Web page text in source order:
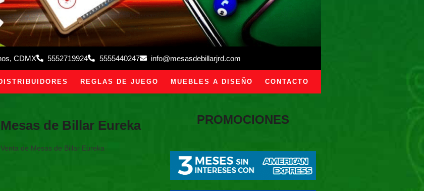
CDMX 5552719924 5555440247 info@mesasdebillarjrd.com
REGLAS DE JUEGO MUEBLES A DISEÑO CONTACTO
Mesas de Billar Eureka
Venta de Mesas de Billar Eureka
PROMOCIONES